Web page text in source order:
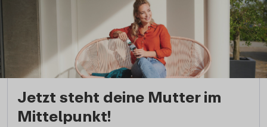
Jetzt steht deine Mutter im
Mittelpunkt!